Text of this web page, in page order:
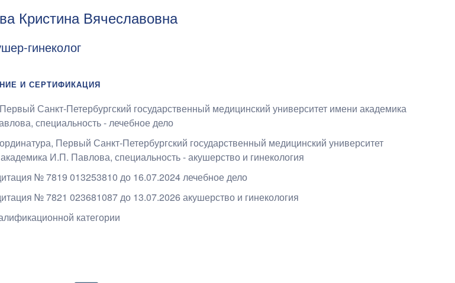
Кристина Вячеславовна
гинеколог
И СЕРТИФИКАЦИЯ
Санкт-Петербургский государственный медицинский университет имени академика
, специальность - лечебное дело
Первый Санкт-Петербургский государственный медицинский университет
И.П. Павлова, специальность - акушерство и гинекология
№7819 013253810 до 16.07.2024лечебное дело
№7821 023681087до 13.07.2026 акушерство и гинекология
категории